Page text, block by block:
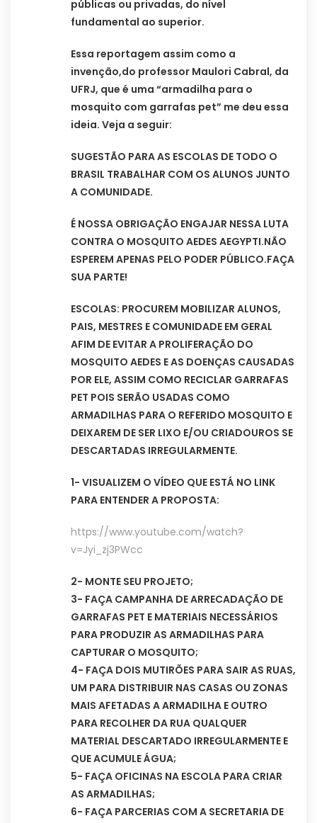
públicas ou privadas, do nível
fundamental ao superior.
Essa reportagem assim como a
invenção,do professor Maulori Cabral, da
UFRJ, que é uma “armadilha para o
mosquito com garrafas pet” me deu essa
ideia. Veja a seguir:
SUGESTÃO PARA AS ESCOLAS DE TODO O
BRASIL TRABALHAR COM OS ALUNOS JUNTO
A COMUNIDADE.
É NOSSA OBRIGAÇÃO ENGAJAR NESSA LUTA
CONTRA O MOSQUITO AEDES AEGYPTI.NÃO
ESPEREM APENAS PELO PODER PÚBLICO.FAÇA
SUA PARTE!
ESCOLAS: PROCUREM MOBILIZAR ALUNOS,
PAIS, MESTRES E COMUNIDADE EM GERAL
AFIM DE EVITAR A PROLIFERAÇÃO DO
MOSQUITO AEDES E AS DOENÇAS CAUSADAS
POR ELE, ASSIM COMO RECICLAR GARRAFAS
PET POIS SERÃO USADAS COMO
ARMADILHAS PARA O REFERIDO MOSQUITO E
DEIXAREM DE SER LIXO E/OU CRIADOUROS SE
DESCARTADAS IRREGULARMENTE.
1- VISUALIZEM O VÍDEO QUE ESTÁ NO LINK
PARA ENTENDER A PROPOSTA:
https://www.youtube.com/watch?
v=Jyi_zj3PWcc
2- MONTE SEU PROJETO;
3- FAÇA CAMPANHA DE ARRECADAÇÃO DE
GARRAFAS PET E MATERIAIS NECESSÁRIOS
PARA PRODUZIR AS ARMADILHAS PARA
CAPTURAR O MOSQUITO;
4- FAÇA DOIS MUTIRÕES PARA SAIR AS RUAS,
UM PARA DISTRIBUIR NAS CASAS OU ZONAS
MAIS AFETADAS A ARMADILHA E OUTRO
PARA RECOLHER DA RUA QUALQUER
MATERIAL DESCARTADO IRREGULARMENTE E
QUE ACUMULE ÁGUA;
5- FAÇA OFICINAS NA ESCOLA PARA CRIAR
AS ARMADILHAS;
6- FAÇA PARCERIAS COM A SECRETARIA DE